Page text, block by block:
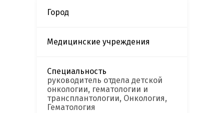
Город
Медицинские учреждения
Специальность
руководитель отдела детской
онкологии, гематологии и
трансплантологии, Онкология,
Гематология